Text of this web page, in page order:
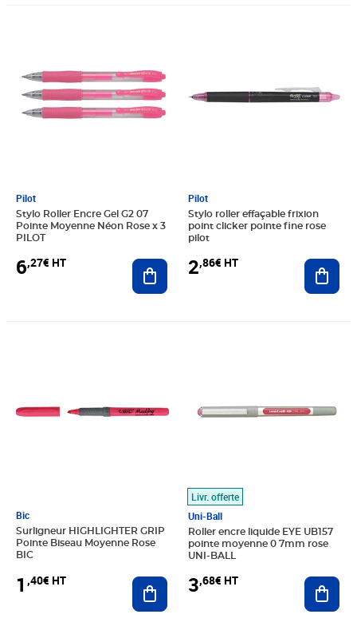
Pilot
Stylo Roller Encre Gel G2 07
Pointe Moyenne Néon Rose x 3
PILOT
6,27€ HT Ajouter au panier
Pilot
Stylo roller effaçable frixion
point clicker pointe fine rose
pilot
2,86€ HT
Bic
Surligneur HIGHLIGHTER GRIP
Pointe Biseau Moyenne Rose
BIC
1 ,40€ HT Ajouter au panier
Livr. offerte
Uni-Ball
Roller encre liquide EYE UB157
pointe moyenne 0 7mm rose
UNI-BALL
3,68€ HT